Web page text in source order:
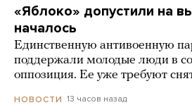
«Яблоко» допустили на
началось
Единственную антивоенную
поддержали молодые люди в
оппозиция. Ее уже требуют
НОВОСТИ 13 часов назад